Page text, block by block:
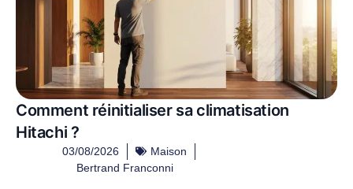
Comment réinitialiser sa climatisation
Hitachi ?
03/08/2026
Maison
Bertrand Franconni